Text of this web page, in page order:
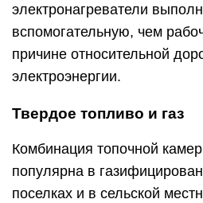
электронагреватели
вспомогательную, чем
причине относительной
электроэнергии.
Твердое топливо и газ
Комбинация топочной
популярна в
поселках и в сельской